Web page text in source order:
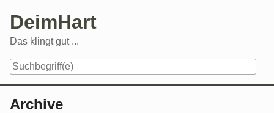
content
DeimHart
Das klingt gut ...
Archive